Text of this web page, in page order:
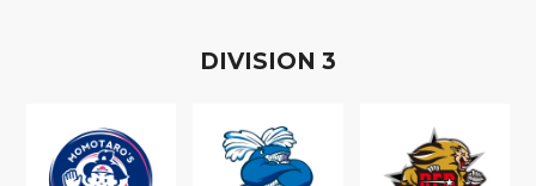
DIVISION 3